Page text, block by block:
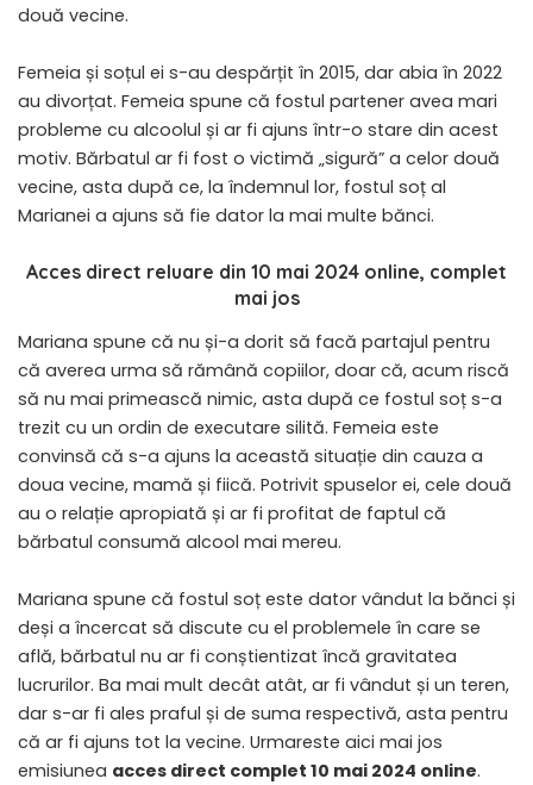
două vecine.
Femeia și soțul ei s-au despărțit în 2015, dar abia în 2022
au divorțat. Femeia spune că fostul partener avea mari
probleme cu alcoolul și ar fi ajuns într-o stare din acest
motiv. Bărbatul ar fi fost o victimă „sigură” a celor două
vecine, asta după ce, la îndemnul lor, fostul soț al
Marianei a ajuns să fie dator la mai multe bănci.
Acces direct reluare din 10 mai 2024 online, complet
mai jos
Mariana spune că nu și-a dorit să facă partajul pentru
că averea urma să rămână copiilor, doar că, acum riscă
să nu mai primească nimic, asta după ce fostul soț s-a
trezit cu un ordin de executare silită. Femeia este
convinsă că s-a ajuns la această situație din cauza a
doua vecine, mamă și fiică. Potrivit spuselor ei, cele două
au o relație apropiată și ar fi profitat de faptul că
bărbatul consumă alcool mai mereu.
Mariana spune că fostul soț este dator vândut la bănci și
deși a încercat să discute cu el problemele în care se
află, bărbatul nu ar fi conștientizat încă gravitatea
lucrurilor. Ba mai mult decât atât, ar fi vândut și un teren,
dar s-ar fi ales praful și de suma respectivă, asta pentru
că ar fi ajuns tot la vecine. Urmareste aici mai jos
emisiunea acces direct complet 10 mai 2024 online.